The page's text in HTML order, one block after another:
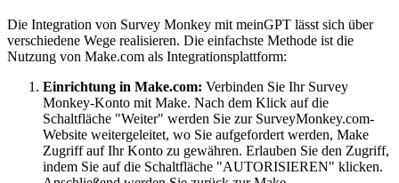
Die Integration von Survey Monkey mit meinGPT lässt sich über
verschiedene Wege realisieren. Die einfachste Methode ist die
Nutzung von Make.com als Integrationsplattform:
Einrichtung in Make.com: Verbinden Sie Ihr Survey
Monkey-Konto mit Make. Nach dem Klick auf die
Schaltfläche "Weiter" werden Sie zur SurveyMonkey.com-
Website weitergeleitet, wo Sie aufgefordert werden, Make
Zugriff auf Ihr Konto zu gewähren. Erlauben Sie den Zugriff,
indem Sie auf die Schaltfläche "AUTORISIEREN" klicken.